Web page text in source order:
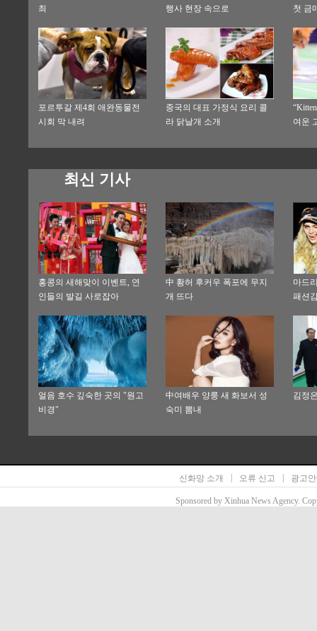
최
행사 현장 속으로
첫 금
포르투갈 제4회 애완동물전
시회 막 내려
중국의 대표 가정식 요리 콜
라 닭날개 소개
여운
최신 기사
홍콩의 새해맞이 이벤트, 연
인들의 발길 사로잡아
中 황허 후커우 폭포에 무지
개 뜨다
마드
패션
얼음 호수 깊숙한 곳의 "원고
비경"
中여배우 양룽 새 화보서 성
숙미 뽐내
김정